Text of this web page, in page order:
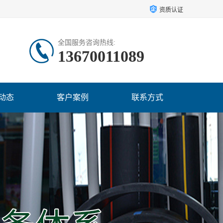
资质认证
全国服务咨询热线:
13670011089
态 客户案例 联系方式